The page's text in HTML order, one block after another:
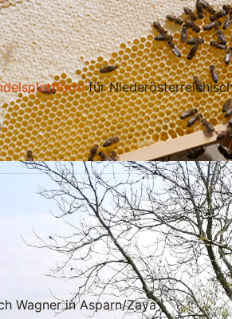
für
Wagner in Asparn/Zaya